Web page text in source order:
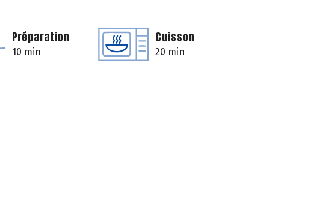
Préparation
10 min
Cuisson
20 min